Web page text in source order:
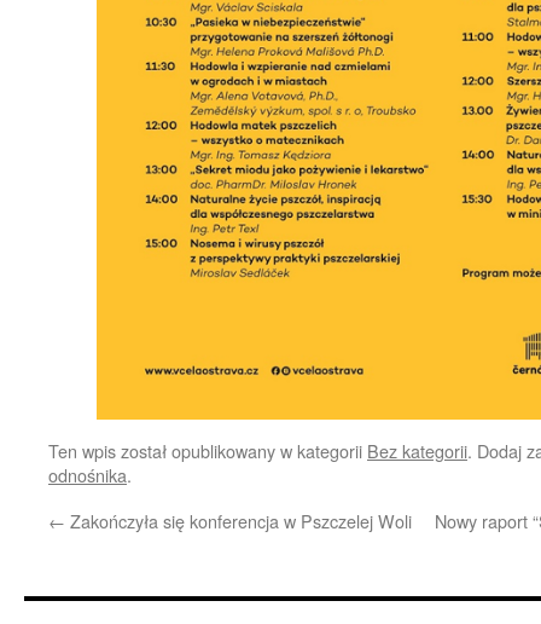
Ten wpis został opublikowany w kategorii Bez kategorii. Dodaj
odnośnika.
← Zakończyła się konferencja w Pszczelej Woli Nowy raport